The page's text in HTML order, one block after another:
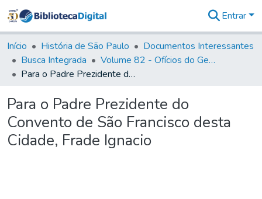
&
Coleções
Tudo na
Biblioteca
Estatísticas
Entrar
Início História de São Paulo
Documentos Interessantes
Busca Integrada
Volume 82 - Ofícios do General Martim Lopes Lobo de Saldanha (Governador da Capitania): 1779- 1780
Para o Padre Prezidente do Convento de São Francisco desta Cidade, Frade Ignacio
Para o Padre Prezidente do
Convento de São Francisco desta
Cidade, Frade Ignacio